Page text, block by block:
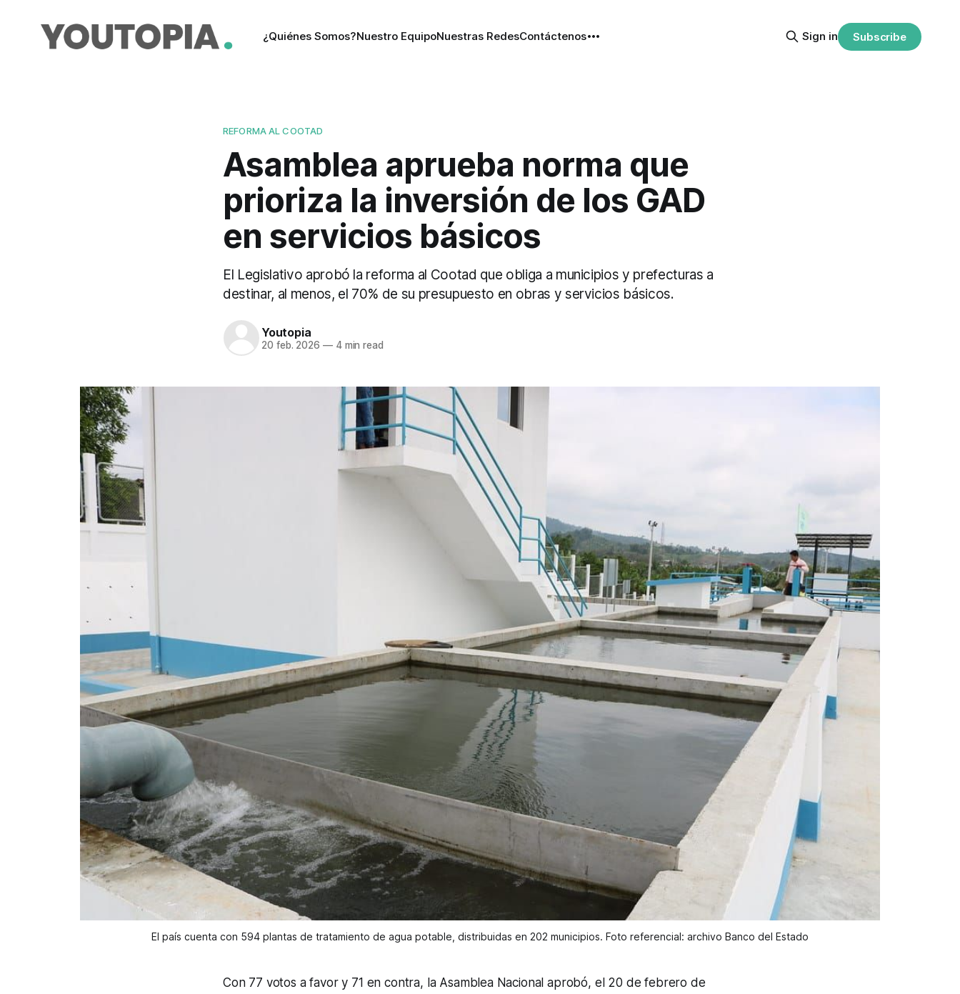
¿Quiénes Somos?Nuestro EquipoNuestras RedesContáctenos Sign in Subscribe
REFORMA AL COOTAD
Asamblea aprueba norma que
prioriza la inversión de los GAD
en servicios básicos
El Legislativo aprobó la reforma al Cootad que obliga a municipios y prefecturas a
destinar, al menos, el 70% de su presupuesto en obras y servicios básicos.
Youtopia
20 feb. 2026 —4 min read
El país cuenta con 594 plantas de tratamiento de agua potable, distribuidas en 202 municipios. Foto referencial: archivo Banco del Estado
Con 77 votos a favor y 71 en contra, la Asamblea Nacional aprobó, el 20 de febrero de